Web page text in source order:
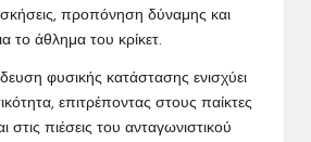
προπόνηση δύναμης και
το άθλημα του κρίκετ.
φυσικής κατάστασης ενισχύει
επιτρέποντας στους παίκτες
στις πιέσεις του ανταγωνιστικού